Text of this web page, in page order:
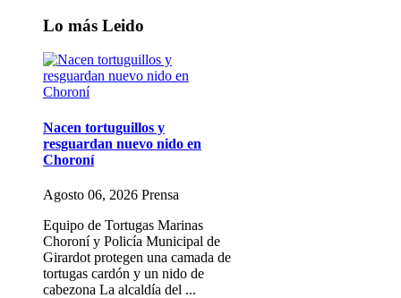
Lo más Leido
Nacen tortuguillos y
resguardan nuevo nido en
Choroní
Agosto 06, 2026 Prensa
Equipo de Tortugas Marinas
Choroní y Policía Municipal de
Girardot protegen una camada de
tortugas cardón y un nido de
cabezona La alcaldía del ...